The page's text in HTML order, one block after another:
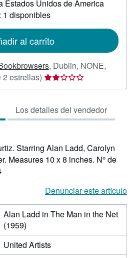
información
sobre
tarifas
envío
Estados Unidos de America
1 disponibles
al carrito
, Dublin, NONE,
2 estrellas) Calificación
del
2
de
estrellas
Los detalles del vendedor
Starring Alan Ladd, Carolyn
Measures 10 x 8 inches. N° de
Denunciar este artículo
Alan Ladd in The Man in the Net
(1959)
United Artists